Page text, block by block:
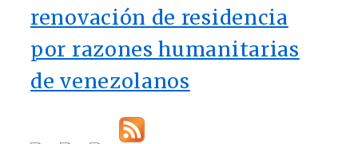
renovación de residencia
por razones humanitarias
de venezolanos